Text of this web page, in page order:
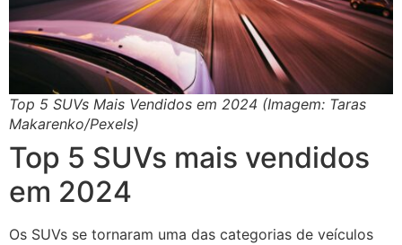
Top 5 SUVs Mais Vendidos em 2024 (Imagem: Taras
Makarenko/Pexels)
Top 5 SUVs mais vendidos
em 2024
Os SUVs se tornaram uma das categorias de veículos